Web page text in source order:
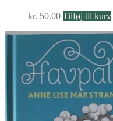
kr. 50.00 Tilføj til kurv